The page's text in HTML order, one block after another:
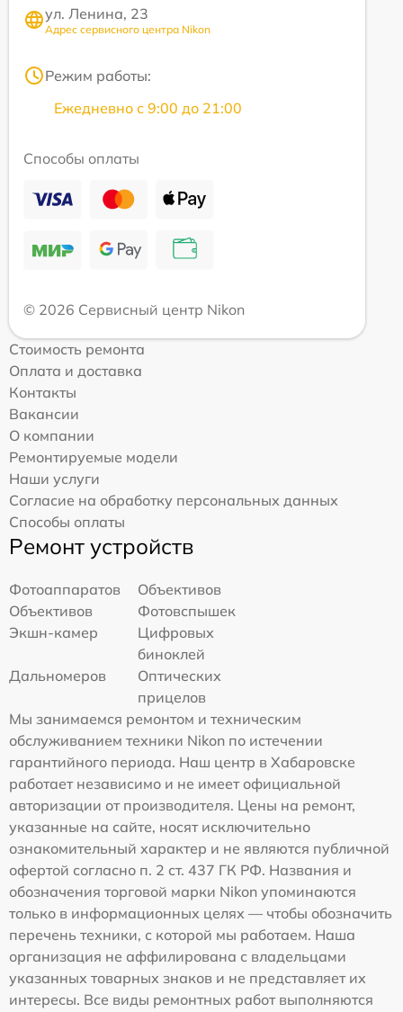
ул. Ленина, 23
Адрес сервисного центра Nikon
Режим работы:
Ежедневно с 9:00 до 21:00
Способы оплаты
© 2026 Сервисный центр Nikon
Стоимость ремонта
Оплата и доставка
Контакты
Вакансии
О компании
Ремонтируемые модели
Наши услуги
Согласие на обработку персональных данных
Способы оплаты
Ремонт устройств
Фотоаппаратов
Объективов
Объективов
Фотовспышек
Экшн-камер
Цифровых
биноклей
Дальномеров
Оптических
прицелов
Мы занимаемся ремонтом и техническим
обслуживанием техники Nikon по истечении
гарантийного периода. Наш центр в Хабаровске
работает независимо и не имеет официальной
авторизации от производителя. Цены на ремонт,
указанные на сайте, носят исключительно
ознакомительный характер и не являются публичной
офертой согласно п. 2 ст. 437 ГК РФ. Названия и
обозначения торговой марки Nikon упоминаются
только в информационных целях — чтобы обозначить
перечень техники, с которой мы работаем. Наша
организация не аффилирована с владельцами
указанных товарных знаков и не представляет их
интересы. Все виды ремонтных работ выполняются